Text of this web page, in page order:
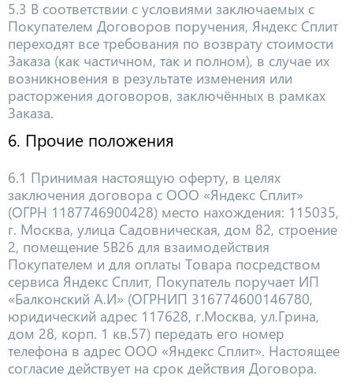
5.3 В соответствии с условиями заключаемых с
Покупателем Договоров поручения, Яндекс Сплит
переходят все требования по возврату стоимости
Заказа (как частичном, так и полном), в случае их
возникновения в результате изменения или
расторжения договоров, заключённых в рамках
Заказа.
6. Прочие положения
6.1 Принимая настоящую оферту, в целях
заключения договора с ООО «Яндекс Сплит»
(ОГРН 1187746900428) место нахождения: 115035,
г. Москва, улица Садовническая, дом 82, строение
2, помещение 5В26 для взаимодействия
Покупателем и для оплаты Товара посредством
сервиса Яндекс Сплит, Покупатель поручает ИП
«Балконский А.И» (ОГРНИП 316774600146780,
юридический адрес 117628, г.Москва, ул.Грина,
дом 28, корп. 1 кв.57) передать его номер
телефона в адрес ООО «Яндекс Сплит». Настоящее
согласие действует на срок действия Договора.